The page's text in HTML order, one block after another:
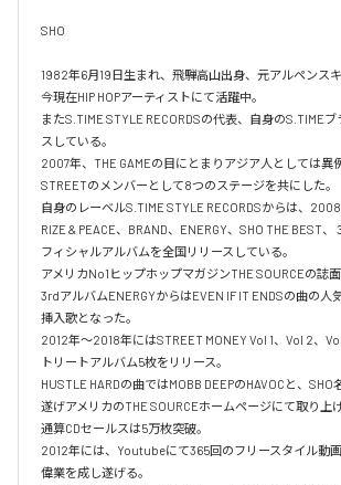
SHO
1982年6月19日生まれ、飛騨高山出身、元アルペンスキ
今現在HIP HOPアーティストにて活躍中。
またS.TIME STYLE RECORDSの代表、自身のS.TIME
スしている。
2007年、THE GAMEの目にとまりアジア人としては異
STREETのメンバーとして8つのステージを共にした。
自身のレーベルS.TIME STYLE RECORDSからは、
RIZE & PEACE、BRAND、ENERGY、SHO THE BEST
フィシャルアルバムを全国リリースしている。
アメリカNo1ヒップホップマガジンTHE SOURCEの誌面
3rdアルバムENERGYからはEVEN IF IT ENDSの曲の人
挿入歌となった。
2012年〜2018年にはSTREET MONEY Vol 1、Vol 2、
トリートアルバム5枚をリリース。
HUSTLE HARDの曲ではMOBB DEEPのHAVOCと、SHO
遂げアメリカのTHE SOURCEホームページにて取り上
通算CDセールスは5万枚突破。
2012年には、Youtubeにて365回のフリースタイル動
偉業を成し遂げる。